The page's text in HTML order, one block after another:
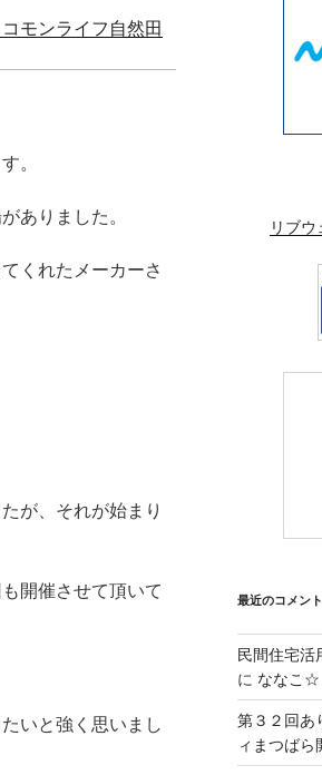
モンライフ自然田
。
ありました。
くれたメーカーさ
が、それが始まり
開催させて頂いて
いと強く思いまし
リブ
最近のコメント
民間住宅活
に ななこ☆
第３２回
ィまつばら